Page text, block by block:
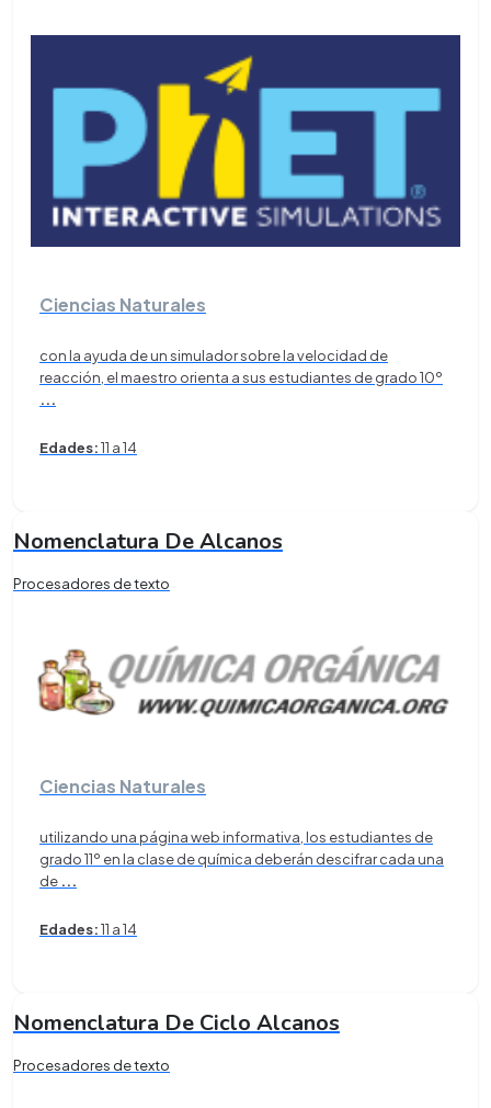
Ciencias Naturales
con la ayuda de un simulador sobre la velocidad de
reacción, el maestro orienta a sus estudiantes de grado 10º
...
Edades:11 a 14
Nomenclatura De Alcanos
Procesadores de texto
Ciencias Naturales
utilizando una página web informativa, los estudiantes de
grado 11º en la clase de química deberán descifrar cada una
de ...
Edades:11 a 14
Nomenclatura De Ciclo Alcanos
Procesadores de texto